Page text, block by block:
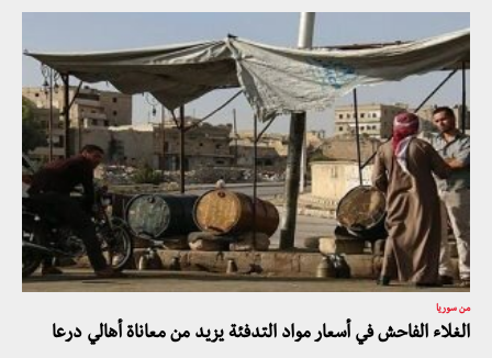
من سوريا
الغلاء الفاحش في أسعار مواد التدفئة يزيد من معاناة أهالي درعا